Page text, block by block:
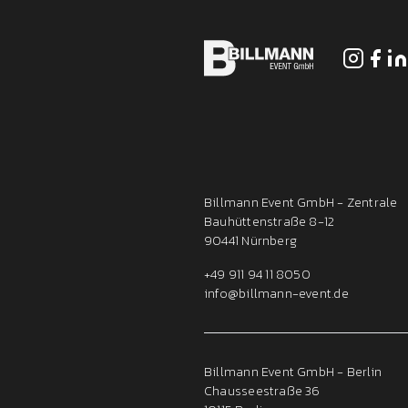
Billmann Event GmbH - Zentrale
Bauhüttenstraße 8-12
90441 Nürnberg
+49 911 94 11 8050
info@billmann-event.de
Billmann Event GmbH - Berlin
Chausseestraße 36